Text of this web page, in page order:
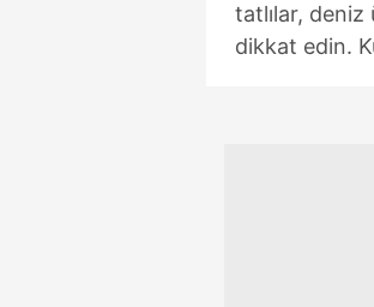
tatlılar, deniz
dikkat edin.